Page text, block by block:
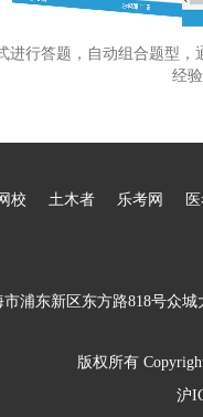
进行答题，自动组合题型
经
校 土木者 乐考网
浦东新区东方路818号众城
版权所有
沪